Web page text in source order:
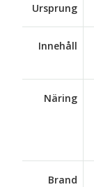
Ursprung
Innehåll
Näring
Brand